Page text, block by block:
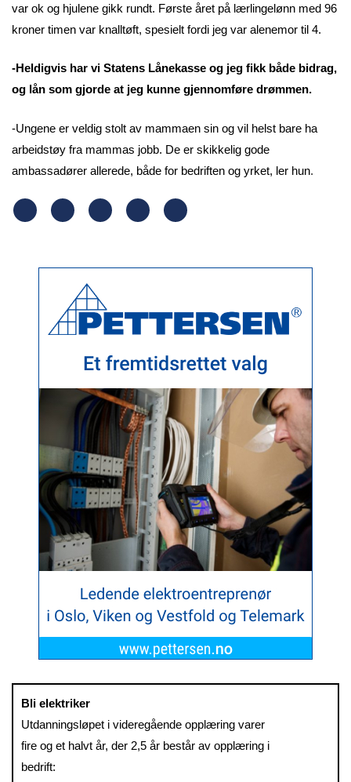
var ok og hjulene gikk rundt. Første året på lærlingelønn med 96
kroner timen var knalltøft, spesielt fordi jeg var alenemor til 4.
-Heldigvis har vi Statens Lånekasse og jeg fikk både bidrag,
og lån som gjorde at jeg kunne gjennomføre drømmen.
-Ungene er veldig stolt av mammaen sin og vil helst bare ha
arbeidstøy fra mammas jobb. De er skikkelig gode
ambassadører allerede, både for bedriften og yrket, ler hun.
Bli elektriker
Utdanningsløpet i videregående opplæring varer
fire og et halvt år, der 2,5 år består av opplæring i
bedrift: